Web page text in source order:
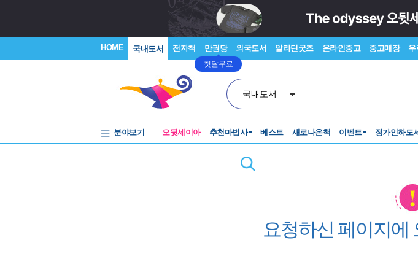
HOME 국내도서 전자책 만권당
첫달무료
외국도서 알라딘굿즈 온라인중고 중고매장 우
국내도서
분야보기 오뒷세이아 추천마법사 베스트 새로나온책 이벤트 정가인하도
요청하신 페이지에